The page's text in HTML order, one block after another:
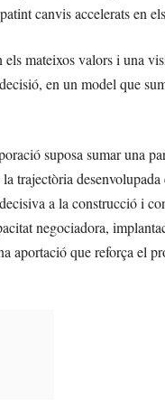
canvis accelerats en
mateixos valors i una
en un model que
suposa sumar una
trajectòria
a la construcció i
negociadora,
aportació que reforça el